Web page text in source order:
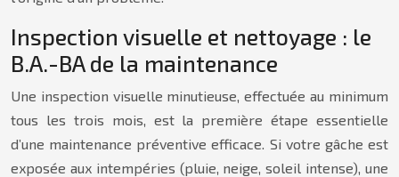
Inspection visuelle et nettoyage : le
B.A.-BA de la maintenance
Une inspection visuelle minutieuse, effectuée au minimum
tous les trois mois, est la première étape essentielle
d’une maintenance préventive efficace. Si votre gâche est
exposée aux intempéries (pluie, neige, soleil intense), une